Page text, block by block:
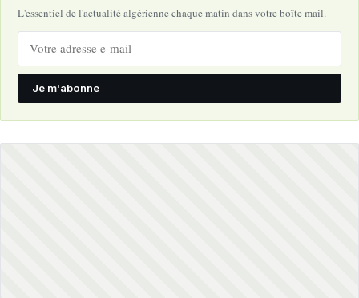
L'essentiel de l'actualité algérienne chaque matin dans votre boîte mail.
Je m'abonne